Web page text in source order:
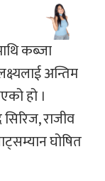
कब्जा
अन्तिम
हो ।
राजीव
घोषित